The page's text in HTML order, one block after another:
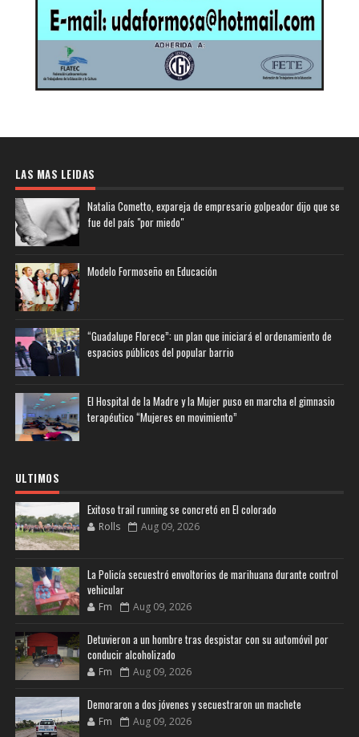
LAS MAS LEIDAS
Natalia Cometto, expareja de empresario golpeador dijo que se
fue del país "por miedo"
Modelo Formoseño en Educación
“Guadalupe Florece”: un plan que iniciará el ordenamiento de
espacios públicos del popular barrio
El Hospital de la Madre y la Mujer puso en marcha el gimnasio
terapéutico “Mujeres en movimiento”
ULTIMOS
Exitoso trail running se concretó en El colorado
Rolls Aug 09, 2026
La Policía secuestró envoltorios de marihuana durante control
vehicular
Fm Aug 09, 2026
Detuvieron a un hombre tras despistar con su automóvil por
conducir alcoholizado
Fm Aug 09, 2026
Demoraron a dos jóvenes y secuestraron un machete
Fm Aug 09, 2026